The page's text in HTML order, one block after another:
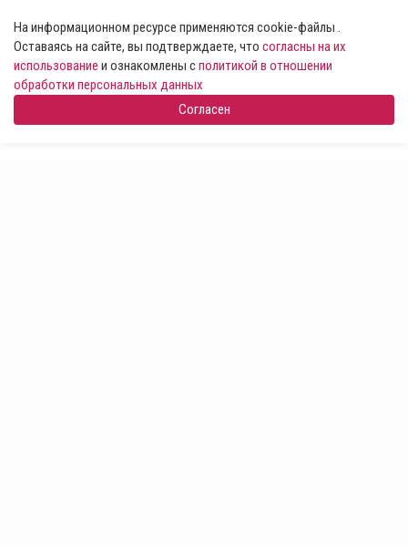
На информационном ресурсе применяются cookie-файлы .
Оставаясь на сайте, вы подтверждаете, что согласны на их
использование и ознакомлены сполитикой в отношении
обработки персональных данных
Согласен